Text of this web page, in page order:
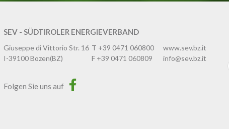
SEV - SÜDTIROLER ENERGIEVERBAND
Giuseppe di Vittorio Str. 16
I-39100Bozen(BZ)
T +39 0471 060800
F +39 0471 060809
www.sev.bz.it
info@sev.bz.it
Folgen Sie uns auf